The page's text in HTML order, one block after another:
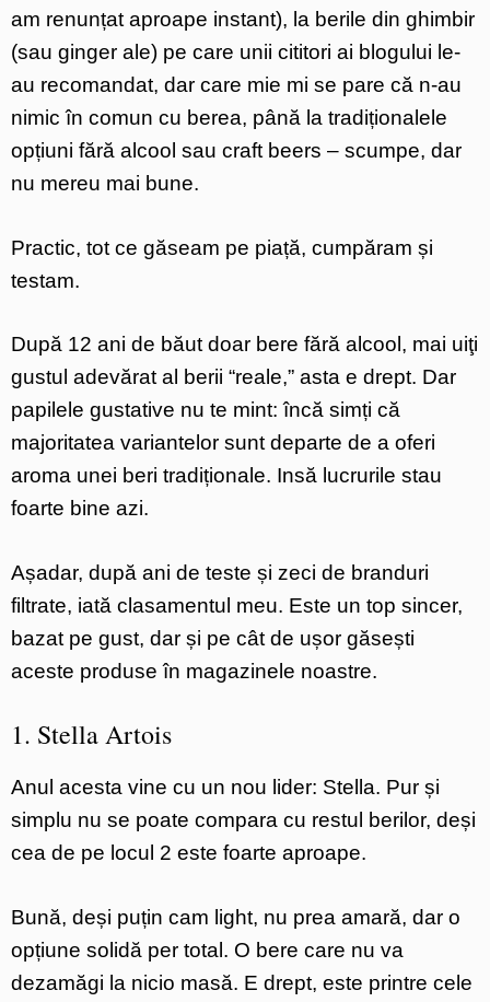
am renunțat aproape instant), la berile din ghimbir
(sau ginger ale) pe care unii cititori ai blogului le-
au recomandat, dar care mie mi se pare că n-au
nimic în comun cu berea, până la tradiționalele
opțiuni fără alcool sau craft beers – scumpe, dar
nu mereu mai bune.
Practic, tot ce găseam pe piață, cumpăram și
testam.
După 12 ani de băut doar bere fără alcool, mai uiţi
gustul adevărat al berii “reale,” asta e drept. Dar
papilele gustative nu te mint: încă simți că
majoritatea variantelor sunt departe de a oferi
aroma unei beri tradiționale. Insă lucrurile stau
foarte bine azi.
Așadar, după ani de teste și zeci de branduri
filtrate, iată clasamentul meu. Este un top sincer,
bazat pe gust, dar și pe cât de ușor găsești
aceste produse în magazinele noastre.
1. Stella Artois
Anul acesta vine cu un nou lider: Stella. Pur și
simplu nu se poate compara cu restul berilor, deși
cea de pe locul 2 este foarte aproape.
Bună, deși puțin cam light, nu prea amară, dar o
opțiune solidă per total. O bere care nu va
dezamăgi la nicio masă. E drept, este printre cele